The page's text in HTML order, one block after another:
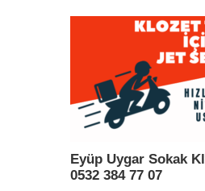
Eyüp Uygar Sokak
0532 384 77 07